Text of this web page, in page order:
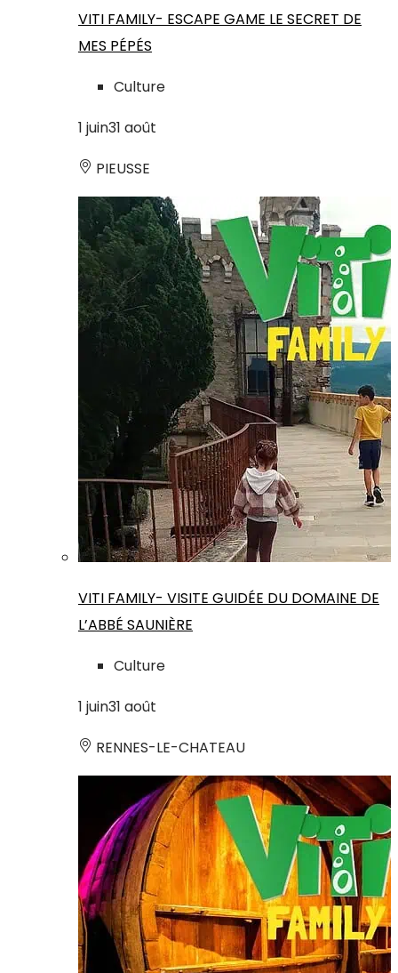
VITI FAMILY- ESCAPE GAME LE SECRET DE
MES PÉPÉS
Culture
1 juin31 août
PIEUSSE
VITI FAMILY- VISITE GUIDÉE DU DOMAINE DE
L’ABBÉ SAUNIÈRE
Culture
1 juin31 août
RENNES-LE-CHATEAU